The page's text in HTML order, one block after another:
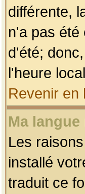
différente,
n'a pas été
d'été;
l'heure
Revenir en
Ma
Les
installé
traduit ce